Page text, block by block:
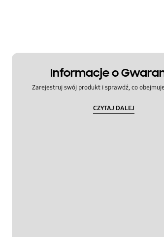
Informacje o
Zarejestruj swój produkt i sprawdź, co
CZYTAJ DALEJ